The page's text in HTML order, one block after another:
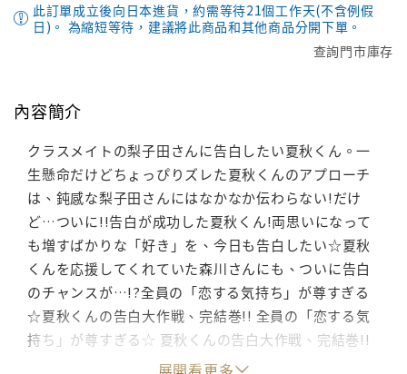
此訂單成立後向日本進貨，約需等待21個工作天(不含例假
日)。 為縮短等待，建議將此商品和其他商品分開下單。
查詢門市庫存
內容簡介
クラスメイトの梨子田さんに告白したい夏秋くん。一
生懸命だけどちょっぴりズレた夏秋くんのアプローチ
は、鈍感な梨子田さんにはなかなか伝わらない!だけ
ど…ついに!!告白が成功した夏秋くん!両思いになって
も増すばかりな「好き」を、今日も告白したい☆夏秋
くんを応援してくれていた森川さんにも、ついに告白
のチャンスが…!?全員の「恋する気持ち」が尊すぎる
☆夏秋くんの告白大作戦、完結巻!! 全員の「恋する気
持ち」が尊すぎる☆ 夏秋くんの告白大作戦、完結巻!!
展開看更多